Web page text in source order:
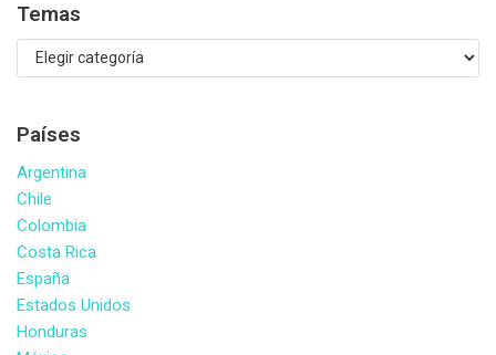
Temas
Países
Argentina
Chile
Colombia
Costa Rica
España
Estados Unidos
Honduras